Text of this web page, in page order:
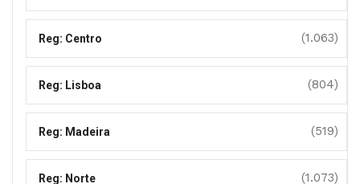
Reg: Centro (1.063)
Reg: Lisboa (804)
Reg: Madeira (519)
Reg: Norte (1.073)